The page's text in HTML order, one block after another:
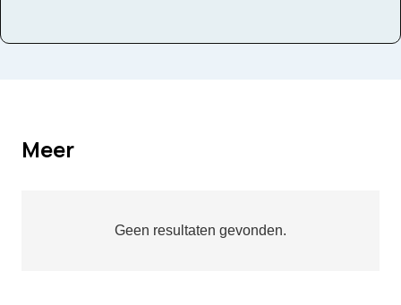
Meer
Geen resultaten gevonden.